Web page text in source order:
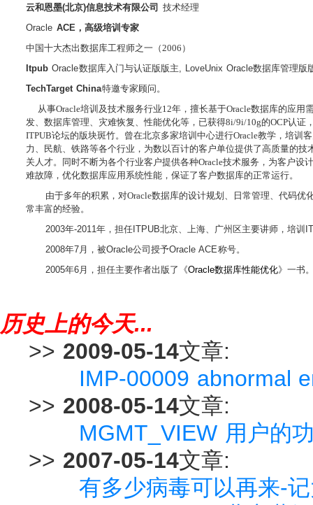
云和恩墨(北京)信息技术有限公司 技术经理
Oracle ACE ，高级培训专家
中国十大杰出数据库工程师之一（2006 ）
Itpub Oracle数据库入门与认证版版主 , LoveUnix Oracle数据库管理版
TechTarget China特邀专家顾问。
从事Oracle培训及技术服务行业12年，擅长基于Oracle数据库的应用
发、数据库管理、灾难恢复、性能优化等，已获得8i/9i/10g的OCP认证
ITPUB论坛的版块斑竹。曾在北京多家培训中心进行Oracle教学，培训
力、民航、铁路等各个行业，为数以百计的客户单位提供了高质量的
关人才。同时不断为各个行业客户提供各种Oracle技术服务，为客户设
难故障，优化数据库应用系统性能，保证了客户数据库的正常运行。
由于多年的积累，对Oracle数据库的设计规划、日常管理、代码优
常丰富的经验。
2003年-2011年，担任ITPUB北京、上海、广州区主要讲师，培训
2008年7 月，被Oracle公司授予Oracle ACE称号。
2005年6 月，担任主要作者出版了《Oracle数据库性能优化》一书
历史上的今天...
>> 2009-05-14文章:
IMP-00009 abnormal
>> 2008-05-14文章:
MGMT_VIEW 用户的
>> 2007-05-14文章:
有多少病毒可以再来-